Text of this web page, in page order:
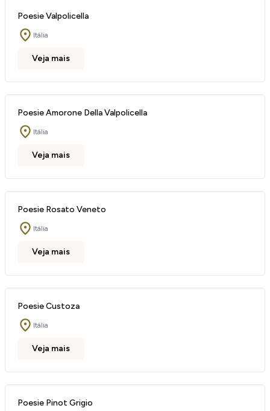
Poesie Valpolicella
Itália
Veja mais
Poesie Amorone Della Valpolicella
Itália
Veja mais
Poesie Rosato Veneto
Itália
Veja mais
Poesie Custoza
Itália
Veja mais
Poesie Pinot Grigio